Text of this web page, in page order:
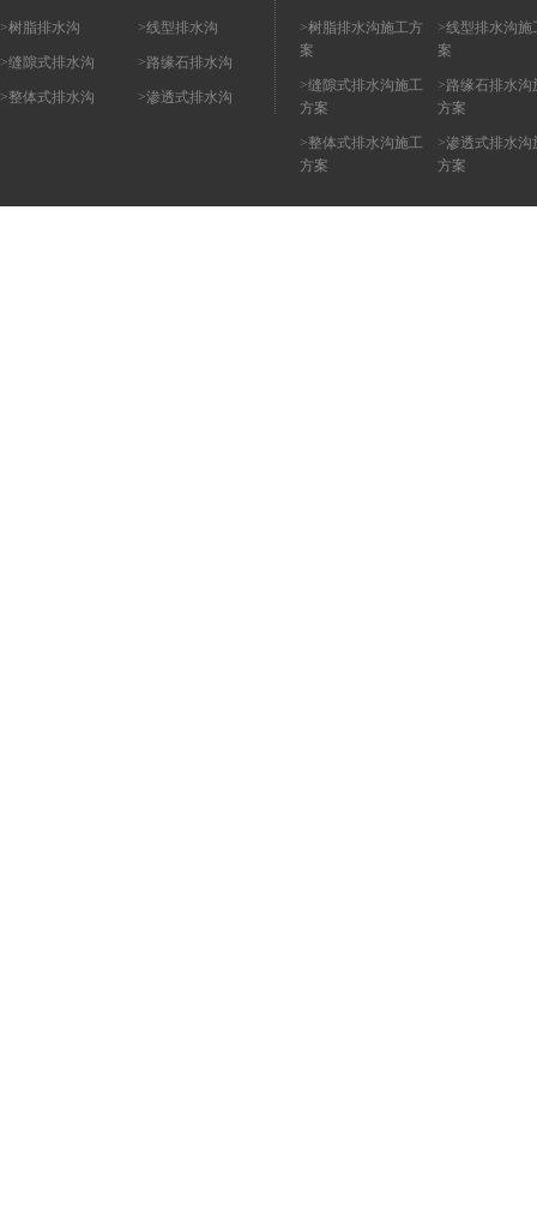
>树脂排水沟 >线型排水沟
>缝隙式排水沟 >路缘石排水沟
>整体式排水沟 >渗透式排水沟
>树脂排水沟施工方
案
>线型排水沟施
案
>缝隙式排水沟施工
方案
>路缘石排水沟
方案
>整体式排水沟施工
方案
>渗透式排水沟
方案